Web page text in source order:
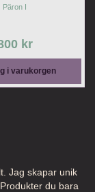
Päron I
kr
i varukorgen
Jag skapar unik
du bara